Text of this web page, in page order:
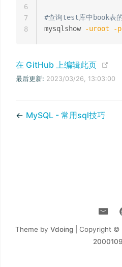
#查询test库中book表
mysqlshow -uroot -
6
7
8
在 GitHub 上编辑此页
最后更新: 2023/03/26, 13:03:00
← MySQL - 常用sql技巧
Theme by Vdoing | Copyright ©